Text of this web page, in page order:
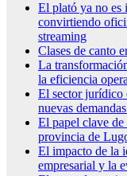
El plató ya no es
convirtiendo
streaming
Clases de canto
La
la eficiencia
El sector jurídico
nuevas
El papel clave
provincia de
El impacto de la
empresarial y la